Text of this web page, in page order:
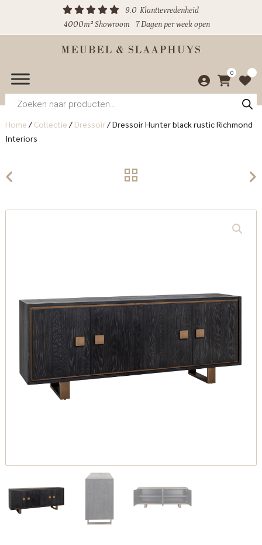
9.0 Klanttevredenheid
4000m² Showroom
7 Dagen per week open
0
Producten
zoeken
Home / Collectie / Dressoir/Dressoir Hunter black rustic Richmond
Interiors